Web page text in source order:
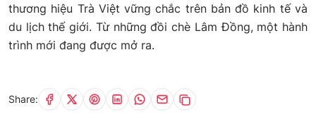
thương hiệu Trà Việt vững chắc trên bản đồ kinh tế và
du lịch thế giới. Từ những đồi chè Lâm Đồng, một hành
trình mới đang được mở ra.
Share: